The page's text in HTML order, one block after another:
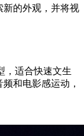
新的外观，并将视
，适合快速文生
和电影感运动，